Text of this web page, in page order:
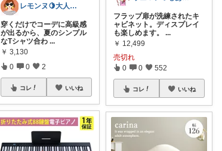
レモンヌ🍋大人カジュアル×ときめき雑貨
穿くだけでコーデに高級感
が出るから、夏のシンプル
なTシャツ合わ ...
￥ 3,130
0 0 2
コレ いいね
フラップ扉が洗練されたキ
ャビネット。ディスプレイ
も楽しめます。
...
￥ 12,499
売切れ
0 0 552
コレ いいね